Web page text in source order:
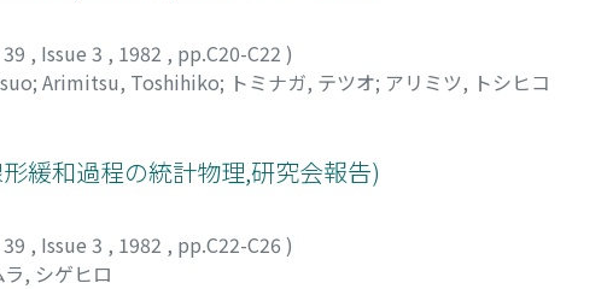
, Issue 3 , 1982 , pp.C20-C22 )
; Arimitsu, Toshihiko; トミナガ, テツオ; アリミツ, トシヒコ
緩和過程の統計物理,研究会報告)
, Issue 3 , 1982 , pp.C22-C26 )
ラ, シゲヒロ